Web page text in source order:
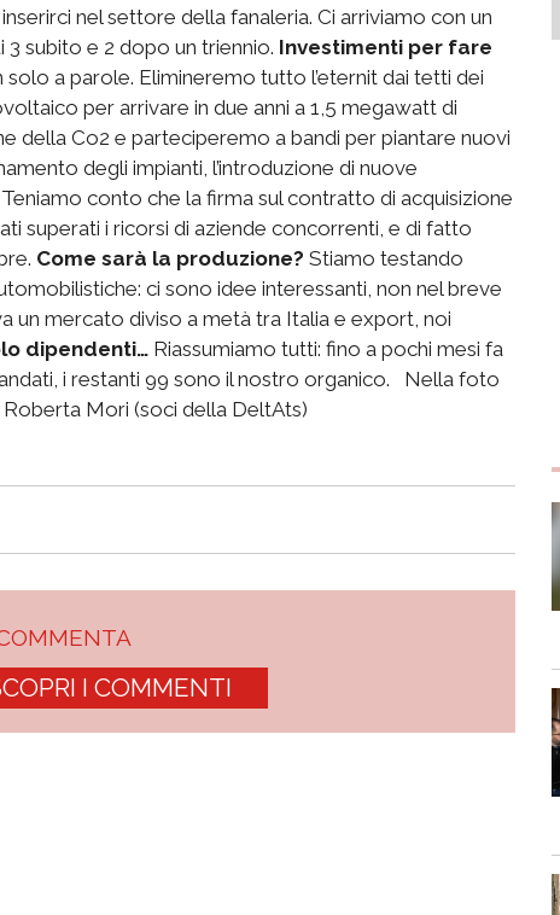
nel settore della fanaleria. Ci arriviamo con un
3 subito e 2 dopo un triennio. Investimenti per fare
a parole. Elimineremo tutto l’eternit dai tetti dei
per arrivare in due anni a 1,5 megawatt di
della Co2 e parteciperemo a bandi per piantare nuovi
degli impianti, l’introduzione di nuove
conto che la firma sul contratto di acquisizione
superati i ricorsi di aziende concorrenti, e di fatto
Come sarà la produzione? Stiamo testando
ci sono idee interessanti, non nel breve
un mercato diviso a metà tra Italia e export, noi
dipendenti… Riassumiamo tutti: fino a pochi mesi fa
i restanti 99 sono il nostro organico. Nella foto
Mori (soci della DeltAts)
I COMMENTI